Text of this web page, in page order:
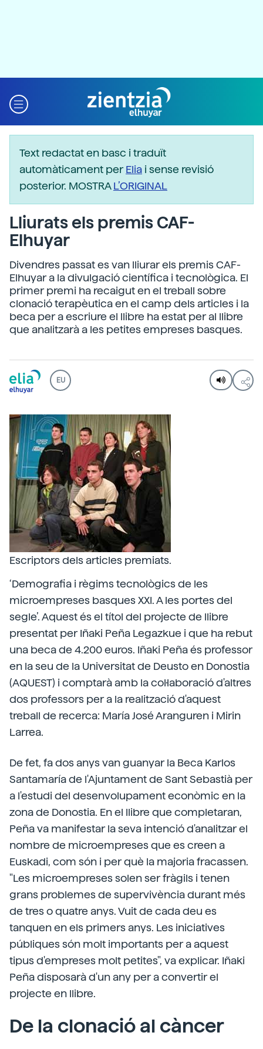
Text redactat en basc i traduït
automàticament perElia i sense revisió
posterior. MOSTRAL’ORIGINAL
Lliurats els premis CAF-
Elhuyar
Divendres passat es van lliurar els premis CAF-
Elhuyar a la divulgació científica i tecnològica. El
primer premi ha recaigut en el treball sobre
clonació terapèutica en el camp dels articles i la
beca per a escriure el llibre ha estat per al llibre
que analitzarà a les petites empreses basques.
EU
Escriptors dels articles premiats.
‘Demografia i règims tecnològics de les
microempreses basques XXI. A les portes del
segle’. Aquest és el títol del projecte de llibre
presentat per Iñaki Peña Legazkue i que ha rebut
una beca de 4.200 euros. Iñaki Peña és professor
en la seu de la Universitat de Deusto en Donostia
(AQUEST) i comptarà amb la col·laboració d'altres
dos professors per a la realització d'aquest
treball de recerca: María José Aranguren i Mirin
Larrea.
De fet, fa dos anys van guanyar la Beca Karlos
Santamaría de l'Ajuntament de Sant Sebastià per
a l'estudi del desenvolupament econòmic en la
zona de Donostia. En el llibre que completaran,
Peña va manifestar la seva intenció d'analitzar el
nombre de microempreses que es creen a
Euskadi, com són i per què la majoria fracassen.
"Les microempreses solen ser fràgils i tenen
grans problemes de supervivència durant més
de tres o quatre anys. Vuit de cada deu es
tanquen en els primers anys. Les iniciatives
públiques són molt importants per a aquest
tipus d'empreses molt petites", va explicar. Iñaki
Peña disposarà d'un any per a convertir el
projecte en llibre.
De la clonació al càncer